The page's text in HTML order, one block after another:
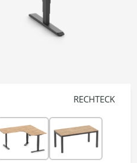
RECHTECK